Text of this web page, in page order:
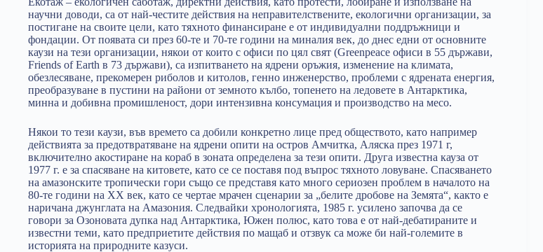
научни доводи, са от най-честите действия на неправителствените, екологични организации, за
постигане на своите цели, като тяхното финансиране е от индивидуални поддръжници и
фондации. От появата си през 60-те и 70-те години на миналия век, до днес едни от основните
каузи на тези организации, някои от които с офиси по цял свят (Greenpeace офиси в 55 държави,
Friends of Earth в 73 държави), са изпитването на ядрени оръжия, изменение на климата,
обезлесяване, прекомерен риболов и китолов, генно инженерство, проблеми с ядрената енергия,
преобразуване в пустини на райони от земното кълбо, топенето на ледовете в Антарктика,
минна и добивна промишленост, дори интензивна консумация и производство на месо.
Някои то тези каузи, във времето са добили конкретно лице пред обществото, като например
действията за предотвратяване на ядрени опити на остров Амчитка, Аляска през 1971 г,
включително акостиране на кораб в зоната определена за тези опити. Друга известна кауза от
1977 г. е за спасяване на китовете, като се се поставя под въпрос тяхното ловуване. Спасяването
на амазонските тропически гори също се представя като много сериозен проблем в началото на
80-те години на XX век, като се чертае мрачен сценарии за „белите дробове на Земята“, както е
наричана джунглата на Амазония. Следвайки хронологията, 1985 г. усилено започва да се
говори за Озоновата дупка над Антарктика, Южен полюс, като това е от най-дебатираните и
известни теми, като предприетите действия по мащаб и отзвук са може би най-големите в
историята на природните казуси.